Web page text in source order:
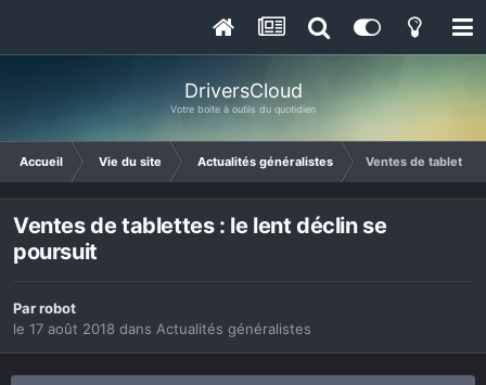
DriversCloud
Votre boite à outils du quotidien
Accueil Vie du site Actualités généralistes Ventes de tablettes
Ventes de tablettes : le lent déclin se
poursuit
Parrobot
le 17 août 2018 dans Actualités généralistes